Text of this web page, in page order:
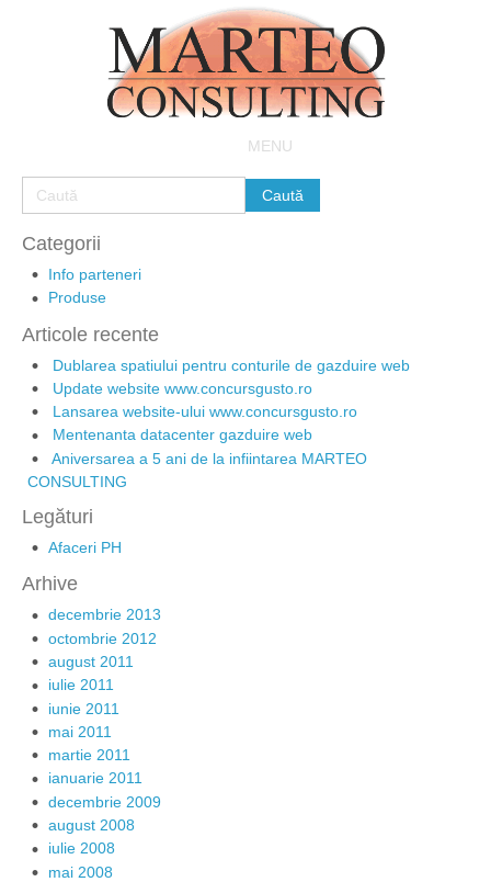
MENU
Categorii
Info parteneri
Produse
Articole recente
Dublarea spatiului pentru conturile de gazduire web
Update website www.concursgusto.ro
Lansarea website-ului www.concursgusto.ro
Mentenanta datacenter gazduire web
Aniversarea a 5 ani de la infiintarea MARTEO
CONSULTING
Legături
Afaceri PH
Arhive
decembrie 2013
octombrie 2012
august 2011
iulie 2011
iunie 2011
mai 2011
martie 2011
ianuarie 2011
decembrie 2009
august 2008
iulie 2008
mai 2008